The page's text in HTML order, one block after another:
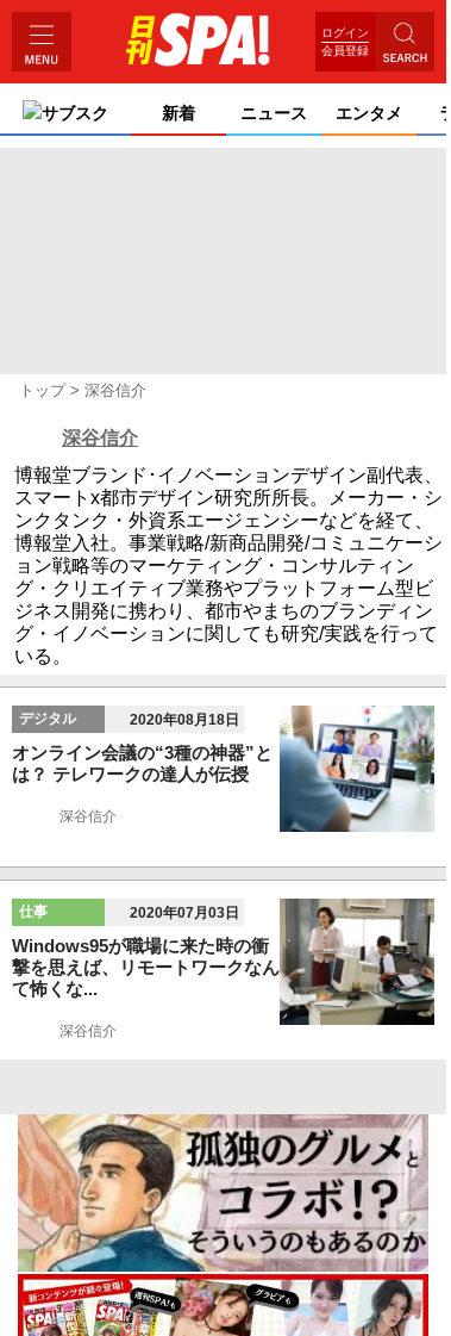
ログイン
会員登録
サブスク 新着 ニュース エンタメ
トップ 深谷信介
深谷信介
博報堂ブランド･イノベーションデザイン副代表、
スマートx都市デザイン研究所所長。メーカー・シ
ンクタンク・外資系エージェンシーなどを経て、
博報堂入社。事業戦略/新商品開発/コミュニケーシ
ョン戦略等のマーケティング・コンサルティン
グ・クリエイティブ業務やプラットフォーム型ビ
ジネス開発に携わり、都市やまちのブランディン
グ・イノベーションに関しても研究/実践を行って
いる。
デジタル 2020年08月18日
オンライン会議の“3種の神器”と
は？ テレワークの達人が伝授
深谷信介
仕事 2020年07月03日
Windows95が職場に来た時の衝
撃を思えば、リモートワークなん
て怖くな...
深谷信介